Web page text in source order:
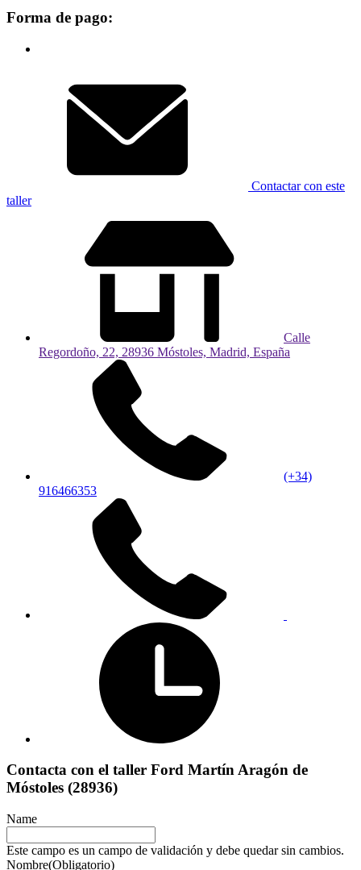
Forma de pago:
Contactar con este
taller
Calle
Regordoño, 22, 28936 Móstoles, Madrid, España
(+34)
916466353
Contacta con el taller Ford Martín Aragón de
Móstoles (28936)
Name
Este campo es un campo de validación y debe quedar sin cambios.
Nombre(Obligatorio)